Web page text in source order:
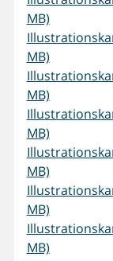
MB)
MB)
MB)
MB)
MB)
MB)
MB)